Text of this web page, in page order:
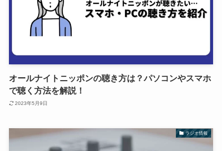
オールナイトニッポンの聴き方は？パソコンやスマホ
で聴く方法を解説！
2023年5月9日
ラジオ情報